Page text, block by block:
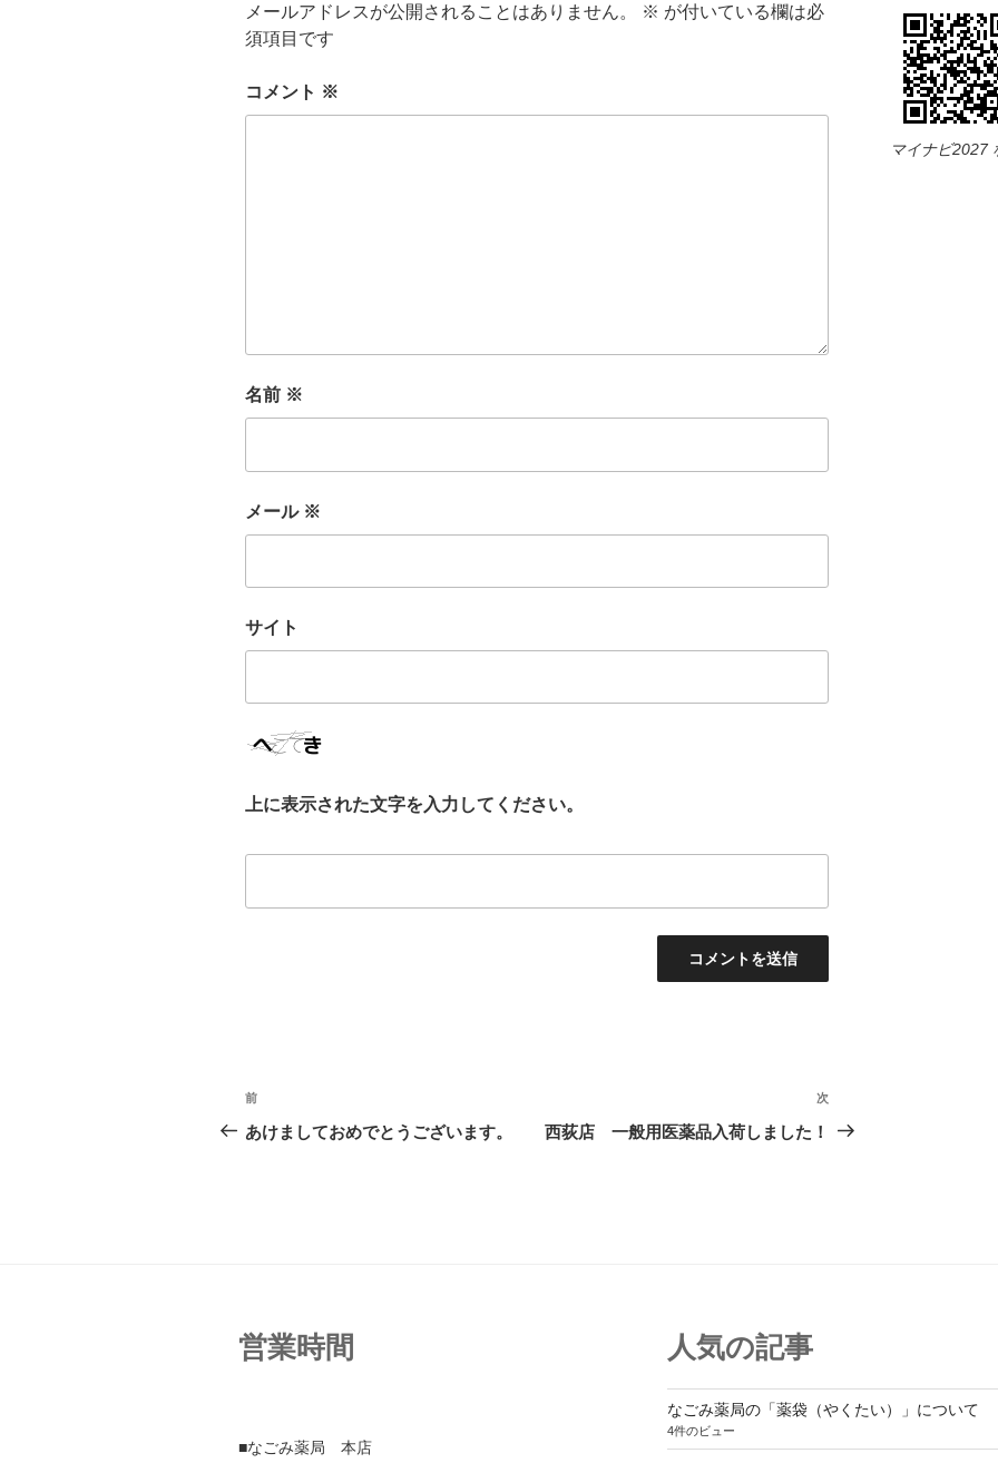
メールアドレスが公開されることはありません。 ※ が付いている欄は必
須項目です
コメント ※
名前 ※
メール ※
サイト
上に表示された文字を入力してください。
投
稿
シ
ョ
前
の
前
あけましておめでとうございます。
次
の
次
西荻店 一般用医薬品入荷しました！
マイナビ2027
営業時間
■なごみ薬局 本店
人気の記事
なごみ薬局の「薬袋（やくたい）」について
4件のビュー